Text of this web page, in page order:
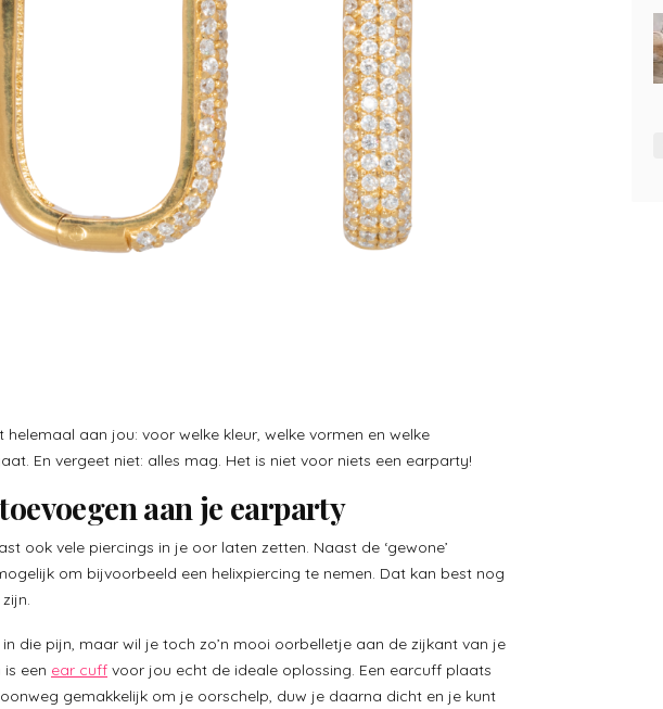
helemaal aan jou: voor welke kleur, welke vormen en welke
En vergeet niet: alles mag. Het is niet voor niets een earparty!
aan je earparty
ook vele piercings in je oor laten zetten. Naast de ‘gewone’
om bijvoorbeeld een helixpiercing te nemen. Dat kan best nog
in die pijn, maar wil je toch zo’n mooi oorbelletje aan de zijkant van je
een ear cuff voor jou echt de ideale oplossing. Een earcuff plaats
gemakkelijk om je oorschelp, duw je daarna dicht en je kunt